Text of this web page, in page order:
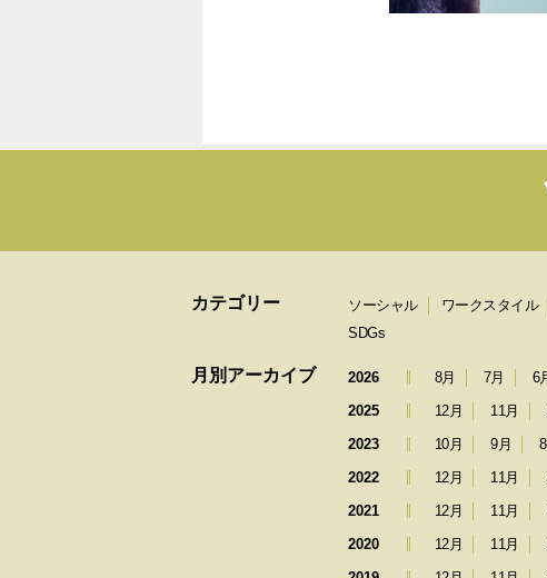
カテゴリー ソーシャル ワークスタイル
SDGs
月別アーカイブ 2026 8月 7月 6
2025
12月 11月
2023
10月 9月
2022
12月 11月
2021
12月 11月
2020
12月 11月